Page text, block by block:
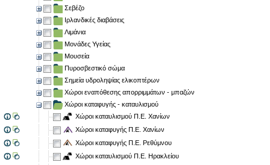
Σεβέζο
Ιρλανδικές διαβάσεις
Λιμάνια
Μονάδες Υγείας
Μουσεία
Πυροσβεστικό σώμα
Σημεία υδροληψίας ελικοπτέρων
Χώροι εναπόθεσης απορριμμάτων - μπαζών
Χώροι καταφυγής - καταυλισμού
Χώροι καταυλισμού Π.Ε. Χανίων
Χώροι καταφυγής Π.Ε. Χανίων
Χώροι καταφυγής Π.Ε. Ρεθύμνου
Χώροι καταυλισμού Π.Ε. Ηρακλείου